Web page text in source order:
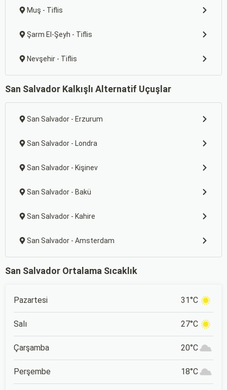
Muş - Tiflis
Şarm El-Şeyh - Tiflis
Nevşehir - Tiflis
San Salvador Kalkışlı Alternatif Uçuşlar
San Salvador - Erzurum
San Salvador - Londra
San Salvador - Kişinev
San Salvador - Bakü
San Salvador - Kahire
San Salvador - Amsterdam
San Salvador Ortalama Sıcaklık
Pazartesi 31°C
Salı 27°C
Çarşamba 20°C
Perşembe 18°C